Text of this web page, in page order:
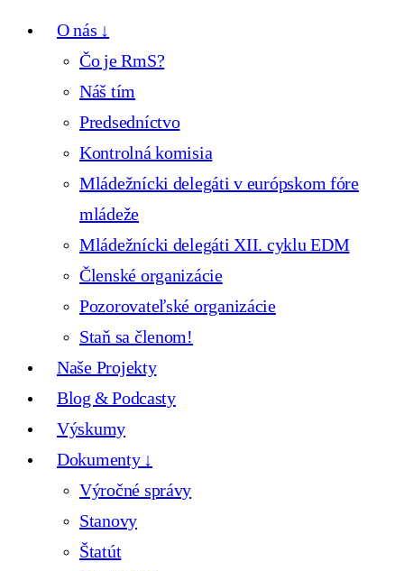
O nás ↓
Čo je RmS?
Náš tím
Predsedníctvo
Kontrolná komisia
Mládežnícki delegáti v európskom fóre
mládeže
Mládežnícki delegáti XII. cyklu EDM
Členské organizácie
Pozorovateľské organizácie
Staň sa členom!
Naše Projekty
Blog & Podcasty
Výskumy
Dokumenty ↓
Výročné správy
Stanovy
Štatút